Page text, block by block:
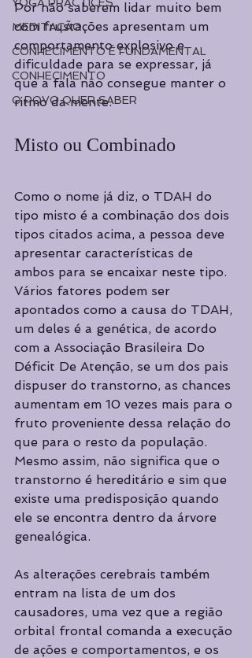
MEDITAÇÃO
CONHECIMENTO É FUNDAMENTAL
CONHECIMENTO
O POVO QUER SABER
Por não saberem lidar muito bem
com frustações apresentam um
comportamento explosivo e
dificuldade para se expressar, já
que a fala não consegue manter o
ritmo da mente.
Misto ou Combinado
Como o nome já diz, o TDAH do
tipo misto é a combinação dos dois
tipos citados acima, a pessoa deve
apresentar características de
ambos para se encaixar neste tipo.
Vários fatores podem ser
apontados como a causa do TDAH,
um deles é a genética, de acordo
com a Associação Brasileira Do
Déficit De Atenção, se um dos pais
dispuser do transtorno, as chances
aumentam em 10 vezes mais para o
fruto proveniente dessa relação do
que para o resto da população.
Mesmo assim, não significa que o
transtorno é hereditário e sim que
existe uma predisposição quando
ele se encontra dentro da árvore
genealógica.
As alterações cerebrais também
entram na lista de um dos
causadores, uma vez que a região
orbital frontal comanda a execução
de ações e comportamentos, e os